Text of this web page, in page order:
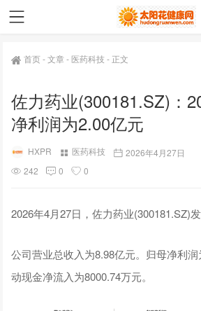
首页-文章-医药科技 - 正文
佐力药业(300181.SZ)：
净利润为2.00亿元
HXPR 医药科技
2026年4月27日
242
0 0
2026年4月27日，佐力药业(300181.SZ)发
公司营业总收入为8.98亿元。归母净利
动现金净流入为8000.74万元。